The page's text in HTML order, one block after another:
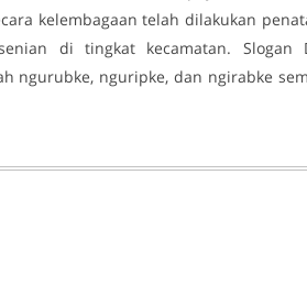
kelembagaan telah dilakukan
di tingkat kecamatan. Slogan
ngurubke, nguripke, dan ngirabke